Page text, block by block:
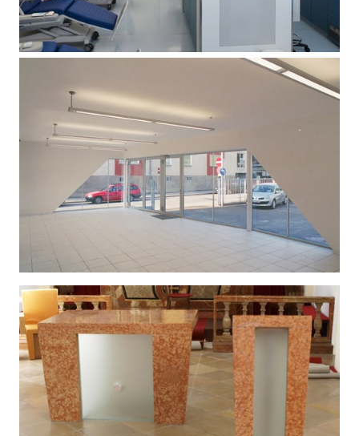
|  Umbau Wien 2
AUTOHAUS